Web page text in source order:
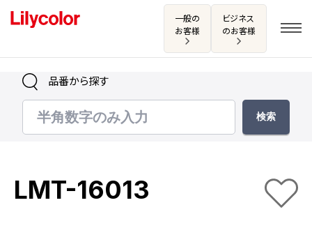
一般の
お客様
ビジネス
のお客様
ログイン・新規会員登録
お気に入り
品番から探す
LMT-16013